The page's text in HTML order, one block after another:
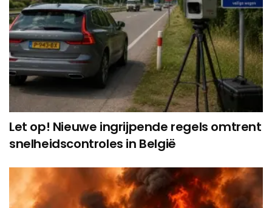
Let op! Nieuwe ingrijpende regels omtrent
snelheidscontroles in België